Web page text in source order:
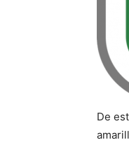
De